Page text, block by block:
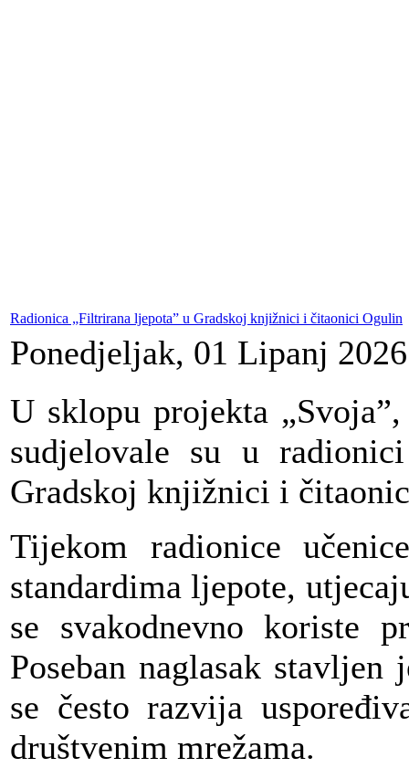
Radionica „Filtrirana ljepota” u Gradskoj knjižnici i čitaonici Ogulin
Ponedjeljak, 01 Lipanj
U sklopu projekta
sudjelovale su u
Gradskoj knjižnici i
Tijekom radionice
standardima ljepote,
se svakodnevno koriste
Poseban naglasak
se često razvija
društvenim mrežama.